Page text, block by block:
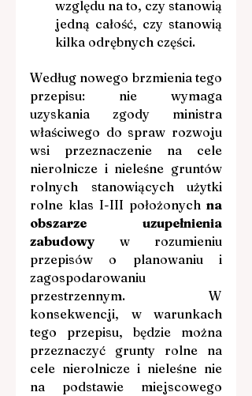
względu na to, czy stanowią
jedną całość, czy stanowią
kilka odrębnych części.
Według nowego brzmienia tego
przepisu: nie wymaga
uzyskania zgody ministra
właściwego do spraw rozwoju
wsi przeznaczenie na cele
nierolnicze i nieleśne gruntów
rolnych stanowiących użytki
rolne klas I-III położonych na
obszarze uzupełnienia
zabudowy w rozumieniu
przepisów o planowaniu i
zagospodarowaniu
przestrzennym. W
konsekwencji, w warunkach
tego przepisu, będzie można
przeznaczyć grunty rolne na
cele nierolnicze i nieleśne nie
na podstawie miejscowego